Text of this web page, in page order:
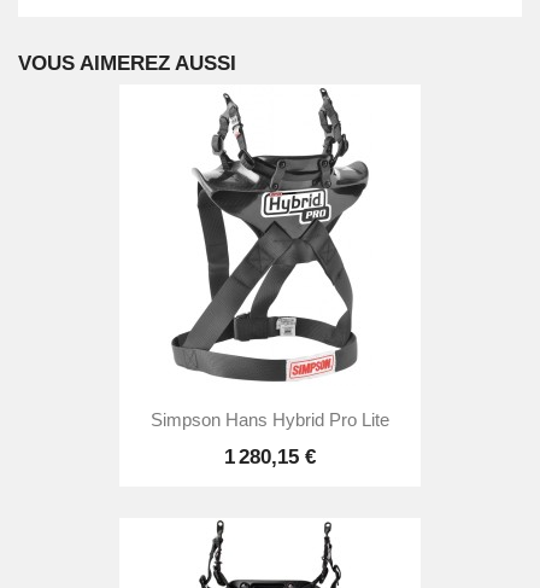
VOUS AIMEREZ AUSSI
Simpson Hans Hybrid Pro Lite
1 280,15 €